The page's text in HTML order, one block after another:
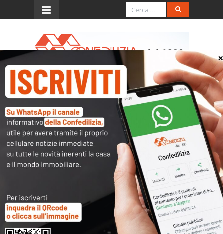
Menu
Rai 2 – 31.1.2025 – TG2 –
Ore 18.15
Play
-01:16
Settings
PIP
Enter
fullscreen
Play